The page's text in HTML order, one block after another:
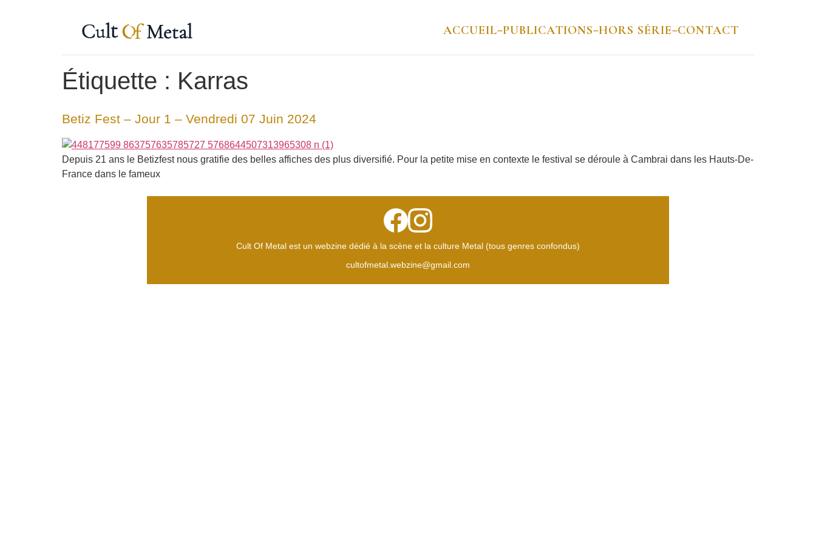
ACCUEIL–PUBLICATIONS–HORS SÉRIE–CONTACT
Étiquette : Karras
Betiz Fest – Jour 1 – Vendredi 07 Juin 2024
Depuis 21 ans le Betizfest nous gratifie des belles affiches des plus diversifié. Pour la petite mise en contexte le festival se déroule à Cambrai dans les Hauts-De-
France dans le fameux
Cult Of Metal est un webzine dédié à la scène et la culture Metal (tous genres confondus)
cultofmetal.webzine@gmail.com